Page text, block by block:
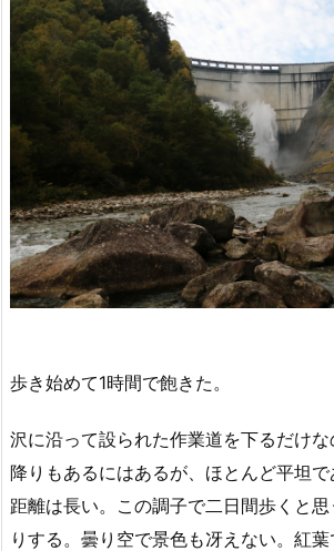
歩き始めて1時間で飽きた。
沢に沿って設られた作業道を下るだけな
降りもあるにはあるが、ほとんど平坦
距離は長い。この調子で二日間歩くと
りする。曇り空で景色も冴えない。紅